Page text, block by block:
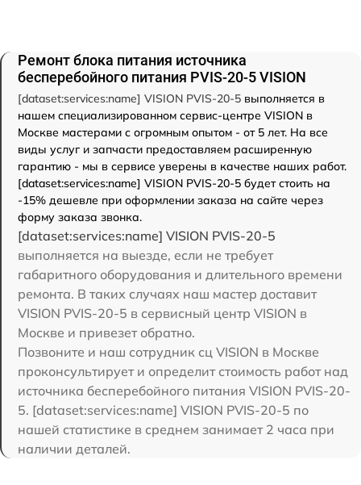
Ремонт блока питания источника
бесперебойного питания PVIS-20-5 VISION
[dataset:services:name] VISION PVIS-20-5 выполняется в
нашем специализированном сервис-центре VISION в
Москве мастерами с огромным опытом - от 5 лет. На все
виды услуг и запчасти предоставляем расширенную
гарантию - мы в сервисе уверены в качестве наших работ.
[dataset:services:name] VISION PVIS-20-5 будет стоить на
-15% дешевле при оформлении заказа на сайте через
форму заказа звонка.
[dataset:services:name] VISION PVIS-20-5
выполняется на выезде, если не требует
габаритного оборудования и длительного времени
ремонта. В таких случаях наш мастер доставит
VISION PVIS-20-5 в сервисный центр VISION в
Москве и привезет обратно.
Позвоните и наш сотрудник сц VISION в Москве
проконсультирует и определит стоимость работ над
источника бесперебойного питания VISION PVIS-20-
5. [dataset:services:name] VISION PVIS-20-5 по
нашей статистике в среднем занимает 2 часа при
наличии деталей.